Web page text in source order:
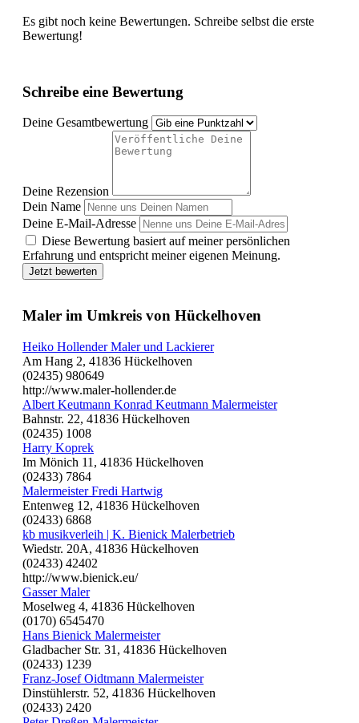
Es gibt noch keine Bewertungen. Schreibe selbst die erste
Bewertung!
Schreibe eine Bewertung
Deine Gesamtbewertung
Deine Rezension
Dein Name
Deine E-Mail-Adresse
Diese Bewertung basiert auf meiner persönlichen
Erfahrung und entspricht meiner eigenen Meinung.
Jetzt bewerten
Maler im Umkreis von Hückelhoven
Heiko Hollender Maler und Lackierer
Am Hang 2, 41836 Hückelhoven
(02435) 980649
http://www.maler-hollender.de
Albert Keutmann Konrad Keutmann Malermeister
Bahnstr. 22, 41836 Hückelhoven
(02435) 1008
Harry Koprek
Im Mönich 11, 41836 Hückelhoven
(02433) 7864
Malermeister Fredi Hartwig
Entenweg 12, 41836 Hückelhoven
(02433) 6868
kb musikverleih | K. Bienick Malerbetrieb
Wiedstr. 20A, 41836 Hückelhoven
(02433) 42402
http://www.bienick.eu/
Gasser Maler
Moselweg 4, 41836 Hückelhoven
(0170) 6545470
Hans Bienick Malermeister
Gladbacher Str. 31, 41836 Hückelhoven
(02433) 1239
Franz-Josef Oidtmann Malermeister
Dinstühlerstr. 52, 41836 Hückelhoven
(02433) 2420